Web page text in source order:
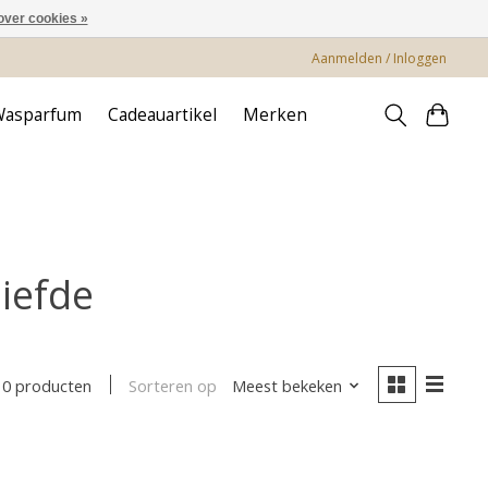
Aanmelden / Inloggen
Cadeauartikel Merken
0 producten Sorteren op Meest bekeken
cookies »